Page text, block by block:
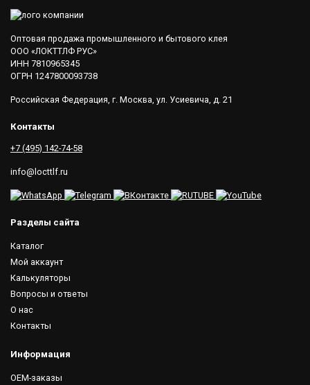
Оптовая продажа промышленного и бытового клея
ООО «ЛОКТТЛФ РУС»
ИНН 7810965345
ОГРН 1247800093738
Российская Федерация, г. Москва, ул. Усиевича, д. 21
Контакты
+7 (495) 142-74-58
info@locttlf.ru
Разделы сайта
Каталог
Мой аккаунт
Калькуляторы
Вопросы и ответы
О нас
Контакты
Информация
OEM-заказы